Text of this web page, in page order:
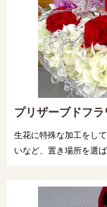
プリザーブドフラ
生花に特殊な加工をし
いなど、置き場所を選